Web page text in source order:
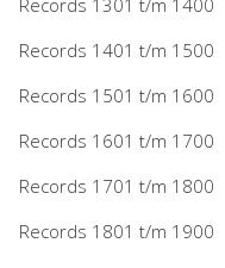
Records 1401 t/m 1500
Records 1501 t/m 1600
Records 1601 t/m 1700
Records 1701 t/m 1800
Records 1801 t/m 1900